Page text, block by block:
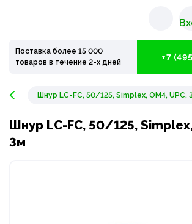
Поставка более 15 000
товаров в течение 2-х дней
+7
Шнур LC-FC, 50/125, Simplex, OM4, UPC,
Шнур LC-FC, 50/125, Simplex,
3м